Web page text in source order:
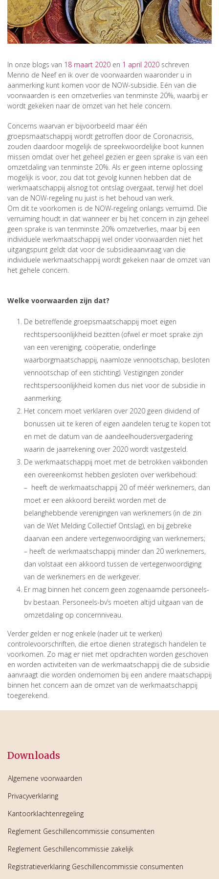
In onze blogs van 18 maart 2020 en 1 april 2020 schreven
Menno de Neef en ik over de voorwaarden waaronder u in
aanmerking kunt komen voor de NOW-subsidie. Eén van die
voorwaarden is een omzetverlies van tenminste 20%, waarbij er
wordt gekeken naar de omzet van het hele concern.
Concerns waarvan er bijvoorbeeld maar één
groepsmaatschappij wordt getroffen door de Coronacrisis,
zouden daardoor mogelijk de spreekwoordelijke boot kunnen
missen omdat over het geheel gezien er geen sprake is van een
omzetdaling van tenminste 20%. Als er geen interne oplossing
mogelijk is voor, zou dat tot gevolg kunnen hebben dat de
werkmaatschappij alsnog tot ontslag overgaat, terwijl het doel
van de NOW-regeling nu juist is het behoud van werk.
Om dit te voorkomen is de NOW-regeling onlangs verruimd. Die
verruiming houdt in dat wanneer er bij het concern in zijn geheel
geen sprake is van tenminste 20% omzetverlies, maar bij een
individuele werkmaatschappij wel onder voorwaarden niet het
uitgangspunt geldt dat voor de subsidieaanvraag van die
individuele werkmaatschappij wordt gekeken naar de omzet van
het gehele concern.
Welke voorwaarden zijn dat?
De betreffende groepsmaatschappij moet eigen
rechtspersoonlijkheid bezitten (ofwel er moet sprake zijn
van een vereniging, coöperatie, onderlinge
waarborgmaatschappij, naamloze vennootschap, besloten
vennootschap of een stichting). Vestigingen zonder
rechtspersoonlijkheid komen dus niet voor de subsidie in
aanmerking.
Het concern moet verklaren over 2020 geen dividend of
bonussen uit te keren of eigen aandelen terug te kopen tot
en met de datum van de aandeelhoudersvergadering
waarin de jaarrekening over 2020 wordt vastgesteld.
De werkmaatschappij moet met de betrokken vakbonden
een overeenkomst hebben gesloten over werkbehoud:
– heeft de werkmaatschappij 20 of méér werknemers, dan
moet er een akkoord bereikt worden met de
belanghebbende verenigingen van werknemers (in de zin
van de Wet Melding Collectief Ontslag), en bij gebreke
daarvan een andere vertegenwoordiging van werknemers;
– heeft de werkmaatschappij minder dan 20 werknemers,
dan volstaat een akkoord tussen de vertegenwoordiging
van de werknemers en de werkgever.
Er mag binnen het concern geen zogenaamde personeels-
bv bestaan. Personeels-bv’s moeten altijd uitgaan van de
omzetdaling op concernniveau.
Verder gelden er nog enkele (nader uit te werken)
controlevoorschriften, die ertoe dienen strategisch handelen te
voorkomen. Zo mag er niet met opdrachten worden geschoven
en worden activiteiten van de werkmaatschappij die de subsidie
aanvraagt die worden ondernomen bij een andere maatschappij
binnen het concern aan de omzet van de werkmaatschappij
toegerekend.
Downloads
Algemene voorwaarden
Privacyverklaring
Kantoorklachtenregeling
Reglement Geschillencommissie consumenten
Reglement Geschillencommissie zakelijk
Registratieverklaring Geschillencommissie consumenten